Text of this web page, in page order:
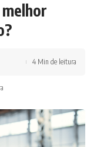
4 Min de leitura